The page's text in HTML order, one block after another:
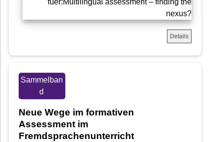
Details
Sammelban
d
Neue Wege im formativen
Assessment im
Fremdsprachenunterricht